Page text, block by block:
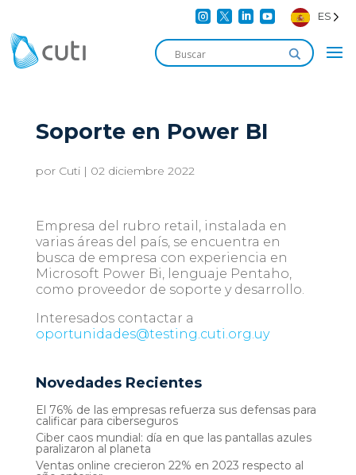
    ES
Soporte en Power BI
por Cuti| 02 diciembre 2022
Empresa del rubro retail, instalada en
varias áreas del país, se encuentra en
busca de empresa con experiencia en
Microsoft Power Bi, lenguaje Pentaho,
como proveedor de soporte y desarrollo.
Interesados contactar a
oportunidades@testing.cuti.org.uy
Novedades Recientes
El 76% de las empresas refuerza sus defensas para
calificar para ciberseguros
Ciber caos mundial: día en que las pantallas azules
paralizaron al planeta
Ventas online crecieron 22% en 2023 respecto al